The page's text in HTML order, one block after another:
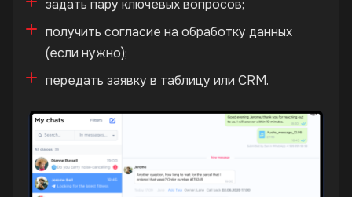
задать пару ключевых вопросов;
получить согласие на обработку данных
(если нужно);
передать заявку в таблицу или CRM.